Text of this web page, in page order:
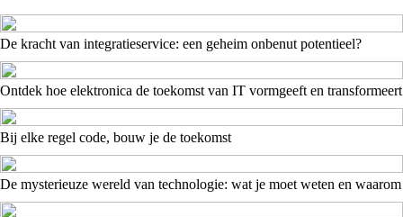
De kracht van integratieservice: een geheim onbenut potentieel?
Ontdek hoe elektronica de toekomst van IT vormgeeft en transformeert
Bij elke regel code, bouw je de toekomst
De mysterieuze wereld van technologie: wat je moet weten en waarom